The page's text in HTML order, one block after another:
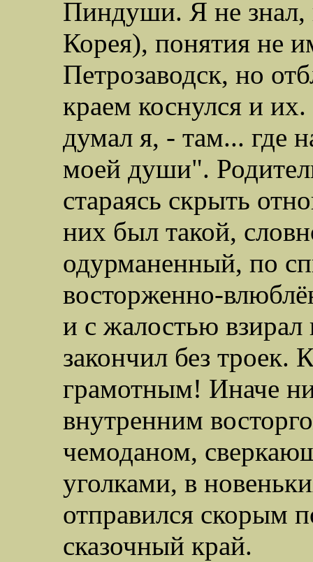
Пиндуши. Я не знал,
Корея), понятия не
Петрозаводск, но
краем коснулся и
думал я, - там... где
моей души".
стараясь скрыть
них был такой,
одурманенный, по
восторженно-
и с жалостью взирал
закончил без троек.
грамотным! Иначе
внутренним
чемоданом,
уголками, в
отправился скорым
сказочный край.